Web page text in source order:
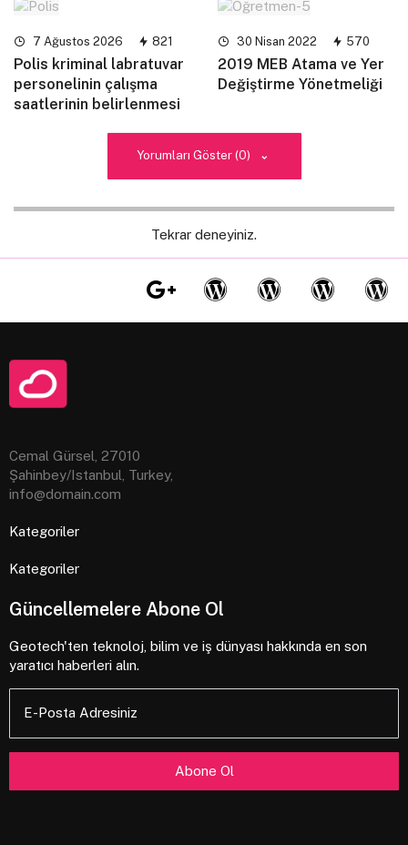
7 Ağustos 2026 821
Polis kriminal labratuvar
personelinin çalışma
saatlerinin belirlenmesi
30 Nisan 2022 570
2019 MEB Atama ve Yer
Değiştirme Yönetmeliği
Yorumları Göster (0)
Tekrar deneyiniz.
Cemal Gürsel, 27010
Şahinbey/Istanbul, Turkey,
info@domain.com
Kategoriler
Kategoriler
Güncellemelere Abone Ol
Geotech'ten teknoloj, bilim ve iş dünyası hakkında en son
yaratıcı haberleri alın.
E-Posta Adresiniz